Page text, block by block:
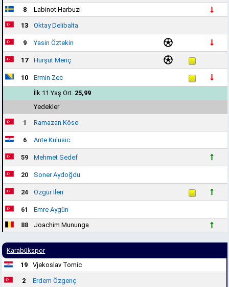
8
Labinot Harbuzi
13 Oktay Delibalta
9 Yasin Öztekin
17 Hurşut Meriç
10
Ermin Zec
İlk 11 Yaş Ort. 25,99
Yedekler
1 Ramazan Köse
6 Ante Kulusic
59 Mehmet Sedef
20 Soner Aydoğdu
24 Özgür İleri
61
Emre Aygün
88
Joachim Mununga
Karabükspor
19
Vjekoslav Tomic
2 Erdem Özgenç